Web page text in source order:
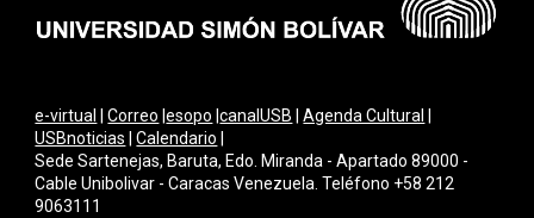
e-virtual |Correo |esopo |canalUSB |Agenda Cultural
USBnoticias |Calendario
Sede Sartenejas, Baruta, Edo. Miranda - Apartado 89000 -
Cable Unibolivar - Caracas Venezuela. Teléfono +58 212
9063111